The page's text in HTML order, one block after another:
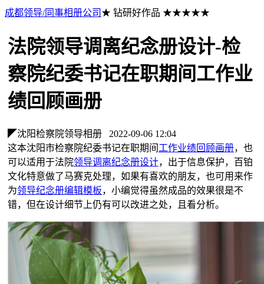
成都领导/同事相册公司 ★ 钻研好作品 ★★★★★
法院领导调离纪念册设计-检
察院纪委书记在职期间工作业
绩回顾画册
◤沈阳检察院领导相册
2022-09-06 12:04
这本沈阳市检察院纪委书记在职期间 工作业绩回顾画册，也
可以适用于法院领导调离纪念册设计，出于信息保护，百铂
文化特意做了马赛克处理，如果有喜欢的朋友，也可用来作
为领导纪念册编辑模板，小编觉得虽然成品的效果很是不
错，但在设计细节上仍有可以改进之处，且看分析。